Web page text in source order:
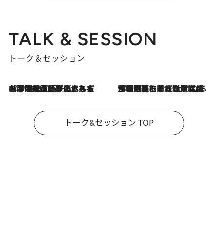
TALK & SESSION
トーク＆セッション
2026.8.3
「今後値上げがあるとすれば…」「リスクがあるのは今年の冬」エネルギー専門家が語る、ホルムズ海峡封鎖が家庭にもたらす“ある心配” 2026.8.3
「住宅建てられない…」「サーチャージ料の高値が続いている」ホルムズ海峡封鎖による影響はいつまで続く？《エネルギー専門家に聞く“どうなる日本の暮らし”》
トーク&セッション TOP